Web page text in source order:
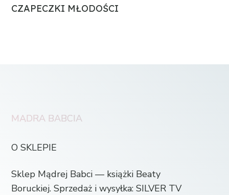
CZAPECZKI MŁODOŚCI
MĄDRA BABCIA
O SKLEPIE
Sklep Mądrej Babci — książki Beaty
Boruckiej. Sprzedaż i wysyłka: SILVER TV